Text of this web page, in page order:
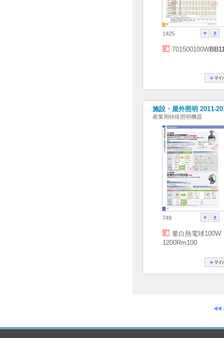
1425
701500100W
施設・屋外照明 2011-
産業用特殊照明機器
749
量白熱電球100W
1200Rm100